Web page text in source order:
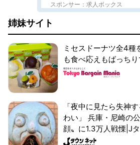
スポンサー：求人ボックス
姉妹サイト
ミセスドーナツ全4種
も食べ応えもばっちり
「夜中に見たら失神
わい」 兵庫・尼崎の
顔〟に1.3万人戦慄|J